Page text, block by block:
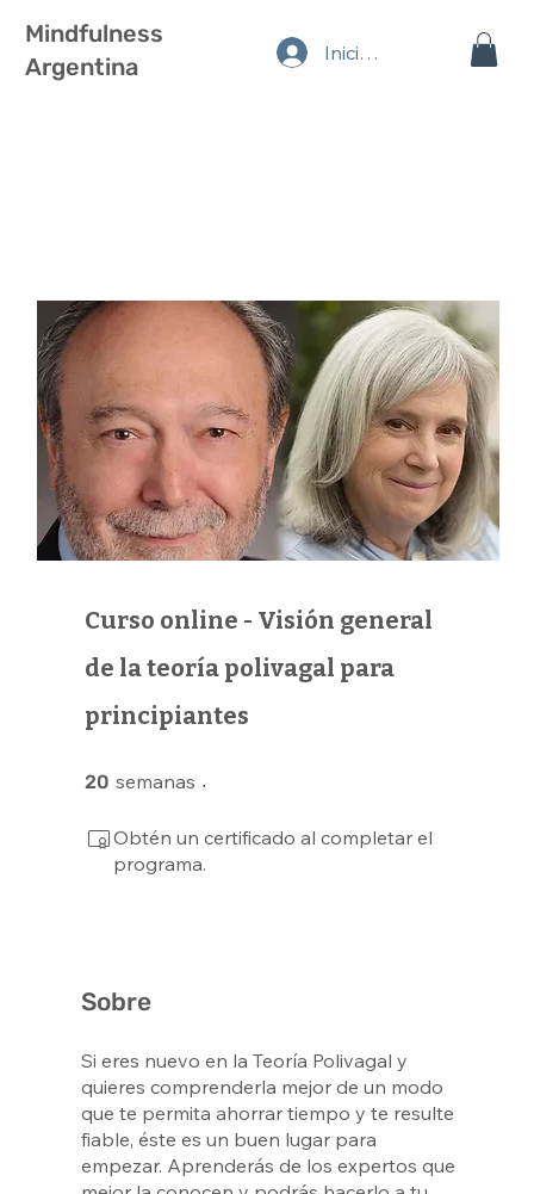
Mindfulness
Argentina
Iniciar sesión
Curso online - Visión general
de la teoría polivagal para
principiantes
20 semanas
Obtén un certificado al completar el
programa.
Sobre
Si eres nuevo en la Teoría Polivagal y
quieres comprenderla mejor de un modo
que te permita ahorrar tiempo y te resulte
fiable, éste es un buen lugar para
empezar. Aprenderás de los expertos que